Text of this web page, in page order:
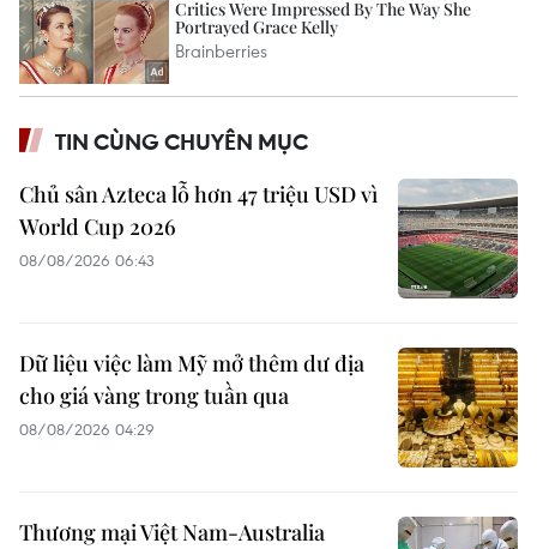
TIN CÙNG CHUYÊN MỤC
Chủ sân Azteca lỗ hơn 47 triệu USD vì
World Cup 2026
08/08/2026 06:43
Dữ liệu việc làm Mỹ mở thêm dư địa
cho giá vàng trong tuần qua
08/08/2026 04:29
Thương mại Việt Nam-Australia